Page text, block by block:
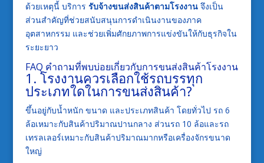
ด้วยเหตุนี้ บริการ รับจ้างขนส่งสินค้าตามโรงงานจึงเป็น
ส่วนสำคัญที่ช่วยสนับสนุนการดำเนินงานของภาค
อุตสาหกรรม และช่วยเพิ่มศักยภาพการแข่งขันให้กับธุรกิจใน
ระยะยาว
FAQ คำถามที่พบบ่อยเกี่ยวกับการขนส่งสินค้าโรงงาน
1. โรงงานควรเลือกใช้รถบรรทุก
ประเภทใดในการขนส่งสินค้า?
ขึ้นอยู่กับน้ำหนัก ขนาด และประเภทสินค้า โดยทั่วไป รถ 6
ล้อเหมาะกับสินค้าปริมาณปานกลาง ส่วนรถ 10 ล้อและรถ
เทรลเลอร์เหมาะกับสินค้าปริมาณมากหรือเครื่องจักรขนาด
ใหญ่